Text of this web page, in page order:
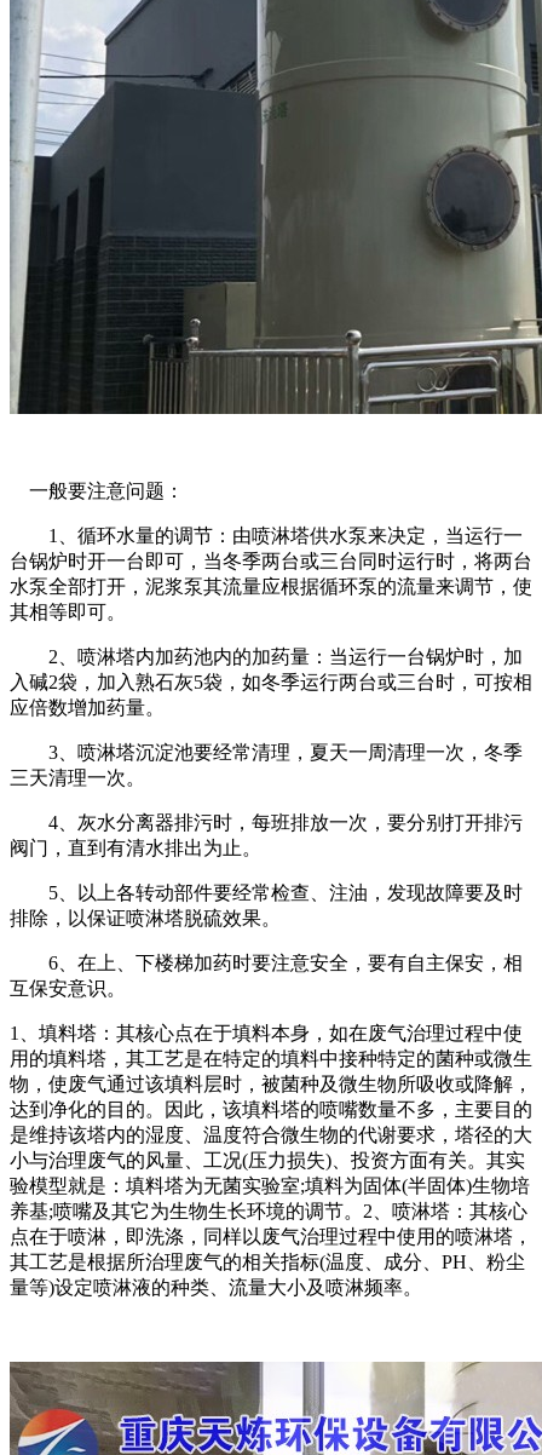
一般要注意问题：
1、循环水量的调节：由喷淋塔供水泵来决定，当运行一
台锅炉时开一台即可，当冬季两台或三台同时运行时，将两台
水泵全部打开，泥浆泵其流量应根据循环泵的流量来调节，使
其相等即可。
2、喷淋塔内加药池内的加药量：当运行一台锅炉时，加
入碱2袋，加入熟石灰5袋，如冬季运行两台或三台时，可按相
应倍数增加药量。
3、喷淋塔沉淀池要经常清理，夏天一周清理一次，冬季
三天清理一次。
4、灰水分离器排污时，每班排放一次，要分别打开排污
阀门，直到有清水排出为止。
5、以上各转动部件要经常检查、注油，发现故障要及时
排除，以保证喷淋塔脱硫效果。
6、在上、下楼梯加药时要注意安全，要有自主保安，相
互保安意识。
1、填料塔：其核心点在于填料本身，如在废气治理过程中使
用的填料塔，其工艺是在特定的填料中接种特定的菌种或微生
物，使废气通过该填料层时，被菌种及微生物所吸收或降解，
达到净化的目的。因此，该填料塔的喷嘴数量不多，主要目的
是维持该塔内的湿度、温度符合微生物的代谢要求，塔径的大
小与治理废气的风量、工况(压力损失)、投资方面有关。其实
验模型就是：填料塔为无菌实验室;填料为固体(半固体)生物培
养基;喷嘴及其它为生物生长环境的调节。2、喷淋塔：其核心
点在于喷淋，即洗涤，同样以废气治理过程中使用的喷淋塔，
其工艺是根据所治理废气的相关指标(温度、成分、PH、粉尘
量等)设定喷淋液的种类、流量大小及喷淋频率。